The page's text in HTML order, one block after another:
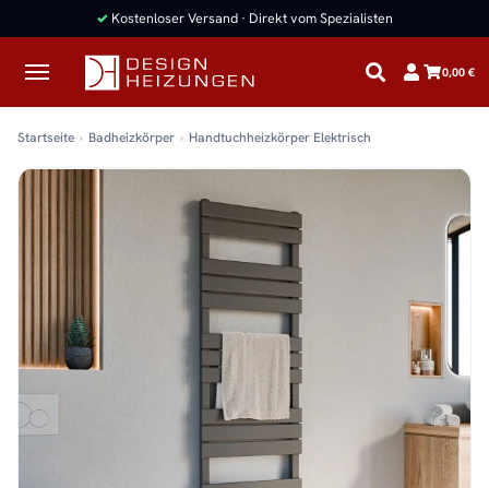
✓ Kostenloser Versand · Direkt vom Spezialisten
0,00 €
Startseite Badheizkörper Handtuchheizkörper Elektrisch